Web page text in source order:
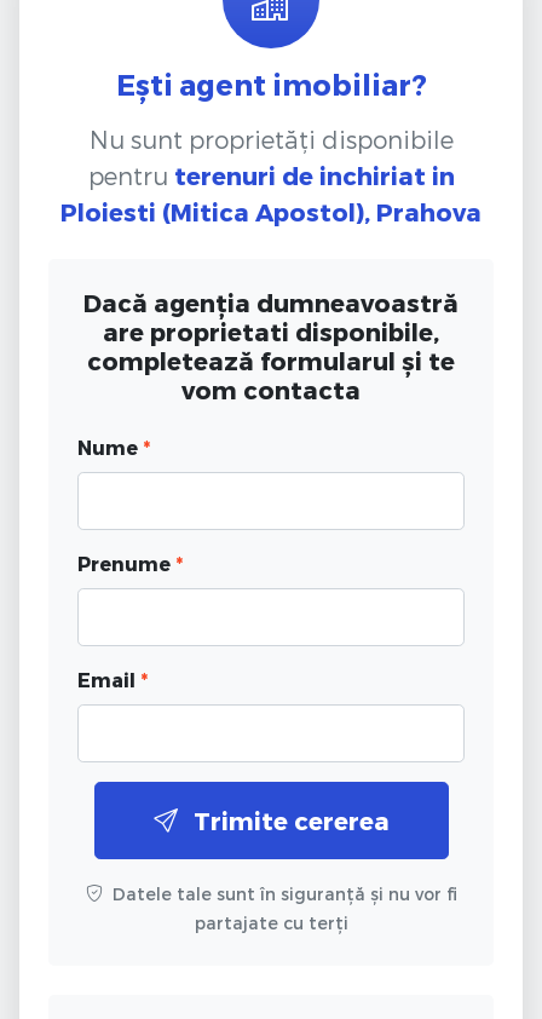
Ești agent imobiliar?
Nu sunt proprietăți disponibile
pentru terenuri de inchiriat in
Ploiesti (Mitica Apostol), Prahova
Dacă agenția dumneavoastră
are proprietati disponibile,
completează formularul și te
vom contacta
Nume *
Prenume *
Email *
Trimite cererea
Datele tale sunt în siguranță și nu vor fi
partajate cu terți